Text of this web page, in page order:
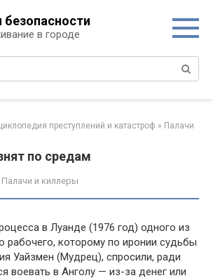
в городе
преступлений и катастроф » Палачи
по средам
Палачи и киллеры
в Луанде (1976 год) одного из
рабочего, которому по иронии судьбы
Уайзмен (Мудрец), спросили, ради
воевать в Анголу — из-за денег или